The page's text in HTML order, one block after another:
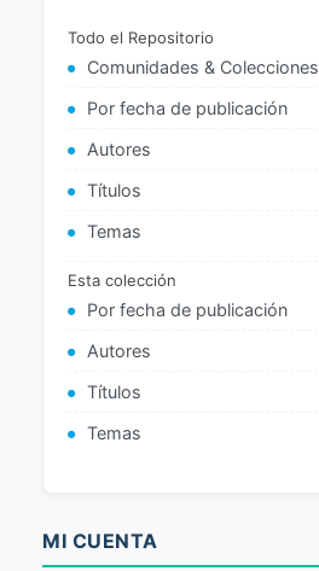
Todo el Repositorio
Comunidades & Colecciones
Por fecha de publicación
Autores
Títulos
Temas
Esta colección
Por fecha de publicación
Autores
Títulos
Temas
MI CUENTA